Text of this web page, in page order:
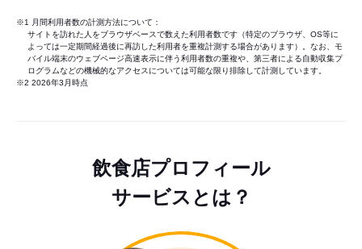
※1 月間利用者数の計測方法について：
サイトを訪れた人をブラウザベースで数えた利用者数です（特定のブラウザ、OS等に
よっては一定期間経過後に再訪した利用者を重複計測する場合があります）。なお、モ
バイル端末のウェブページ高速表示に伴う利用者数の重複や、第三者による自動収集プ
ログラムなどの機械的なアクセスについては可能な限り排除して計測しています。
※2 2026年3月時点
飲食店プロフィール
サービスとは？